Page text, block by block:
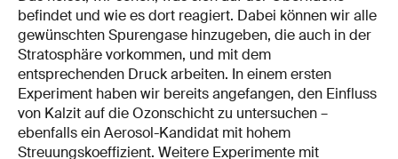
befindet und wie es dort reagiert. Dabei können wir alle
gewünschten Spurengase hinzugeben, die auch in der
Stratosphäre vorkommen, und mit dem
entsprechenden Druck arbeiten. In einem ersten
Experiment haben wir bereits angefangen, den Einfluss
von Kalzit auf die Ozonschicht zu untersuchen –
ebenfalls ein Aerosol-Kandidat mit hohem
Streuungskoeffizient. Weitere Experimente mit